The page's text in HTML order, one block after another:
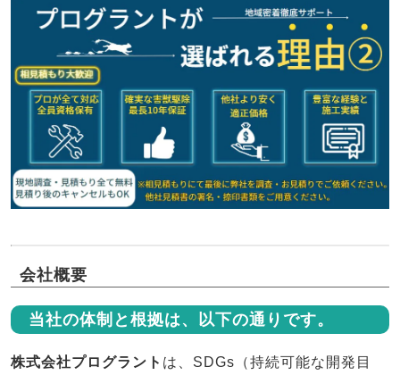
会社概要
当社の体制と根拠は、以下の通りです。
株式会社プログラント は、SDGs（持続可能な開発目